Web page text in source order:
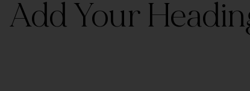
Add Your